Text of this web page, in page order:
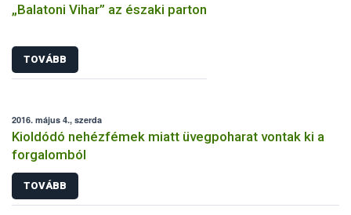
„Balatoni Vihar” az északi parton
TOVÁBB
2016. május 4., szerda
Kioldódó nehézfémek miatt üvegpoharat vontak ki a
forgalomból
TOVÁBB